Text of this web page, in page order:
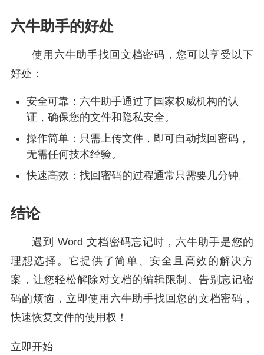
六牛助手的好处
使用六牛助手找回文档密码，您可以享受以下
好处：
安全可靠：六牛助手通过了国家权威机构的认
证，确保您的文件和隐私安全。
操作简单：只需上传文件，即可自动找回密码，
无需任何技术经验。
快速高效：找回密码的过程通常只需要几分钟。
结论
遇到 Word 文档密码忘记时，六牛助手是您的
理想选择。它提供了简单、安全且高效的解决方
案，让您轻松解除对文档的编辑限制。告别忘记密
码的烦恼，立即使用六牛助手找回您的文档密码，
快速恢复文件的使用权！
立即开始